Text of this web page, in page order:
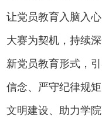
让党员教育入脑入
大赛为契机，持续
新党员教育形式，
信念、严守纪律规
文明建设、助力学